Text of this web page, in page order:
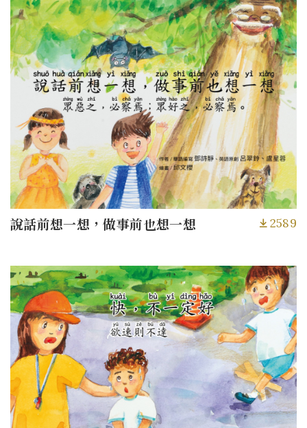
說話前想一想，做事前也想一想 2589